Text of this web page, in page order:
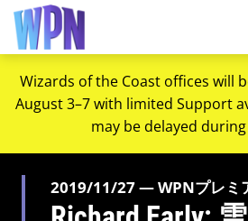
Wizards of the Coast offices will
August 3–7 with limited Support
may be delayed
2019/11/27 — WPNプレミ